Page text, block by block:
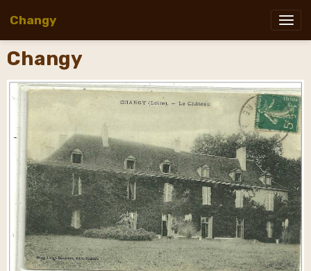
Changy
Changy